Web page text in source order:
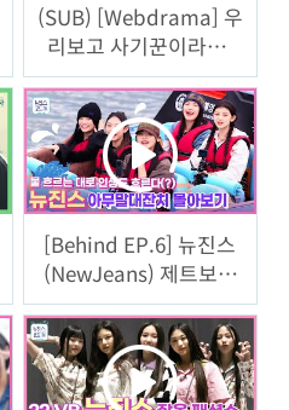
(SUB) [Webdrama] 우
리보고 사기꾼이라니,
이게 무슨소리야? [브브
여행사] 6화
[Behind EP.6] 뉴진스
(NewJeans) 제트보트
위 아무말 대잔치 미방
분 대방출ㅣ#뉴진스코
드in부산